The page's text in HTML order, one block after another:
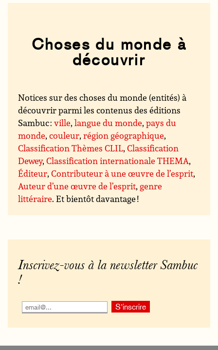
Choses du monde à
découvrir
Notices sur des choses du monde (entités) à
découvrir parmi les contenus des éditions
Sambuc :ville,langue du monde,pays du
monde,couleur,région géographique,
Classification Thèmes CLIL,Classification
Dewey,Classification internationale THEMA,
Éditeur,Contributeur à une œuvre de l’esprit,
Auteur d’une œuvre de l’esprit, genre
littéraire. Et bientôt davantage !
Inscrivez-vous à la newsletter Sambuc
!